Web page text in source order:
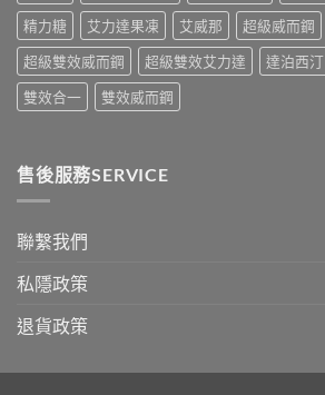
香
港
購
買
南〉
精力糖
艾力達果凍 艾威那 超級威而鋼
超級雙效威而鋼
超級雙效艾力達 達泊西汀
雙效合一
雙效威而鋼
售後服務SERVICE
聯繫我們
私隱政策
退貨政策